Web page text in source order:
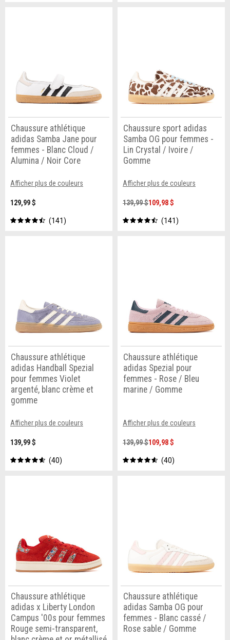
Chaussure athlétique
adidas Samba Jane pour
femmes - Blanc Cloud /
Alumina / Noir Core
Afficher plus de couleurs
129,99 $
141
Chaussure sport adidas
Samba OG pour femmes -
Lin Crystal / Ivoire /
Gomme
Afficher plus de couleurs
139,99 $109,98 $
141
Chaussure athlétique
adidas Handball Spezial
pour femmes Violet
argenté, blanc crème et
gomme
Afficher plus de couleurs
139,99 $
40
Chaussure athlétique
adidas Spezial pour
femmes - Rose / Bleu
marine / Gomme
Afficher plus de couleurs
139,99 $109,98 $
40
Chaussure athlétique
adidas x Liberty London
Campus '00s pour femmes
Rouge semi-transparent,
Chaussure athlétique
adidas Samba OG pour
femmes - Blanc cassé /
Rose sable / Gomme